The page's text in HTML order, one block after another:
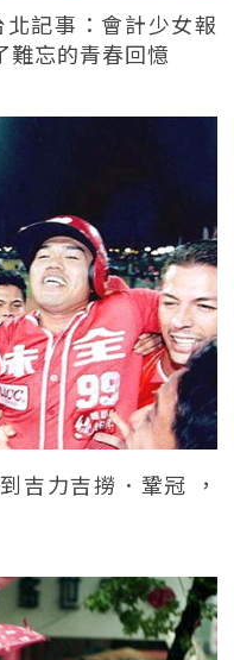
北記事：會計少女報
難忘的青春回憶
吉力吉撈．鞏冠 ，